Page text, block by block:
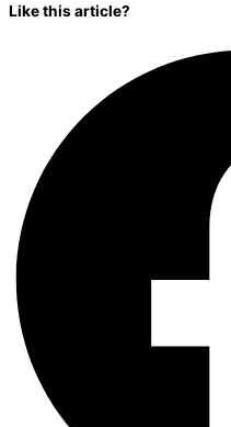
Like this article?